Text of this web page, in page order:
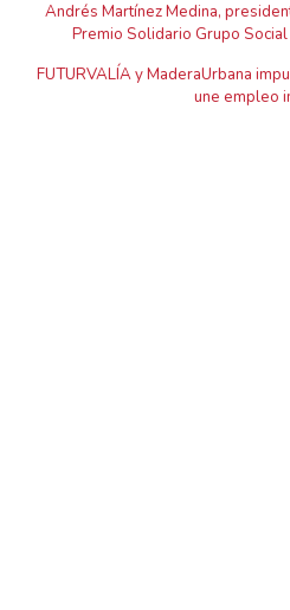
Andrés Martínez Medina,
Premio Solidario Grupo
FUTURVALÍA y MaderaUrbana
une empleo